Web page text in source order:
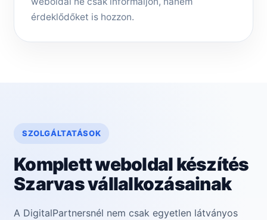
érdeklődőket is hozzon.
SZOLGÁLTATÁSOK
Komplett weboldal készítés
Szarvas vállalkozásainak
A DigitalPartnersnél nem csak egyetlen látványos